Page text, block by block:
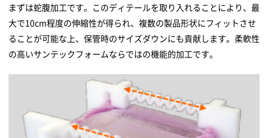
まずは蛇腹加工です。このディテールを取り入れることにより、最
大で10cm程度の伸縮性が得られ、複数の製品形状にフィットさせ
ることが可能な上、保管時のサイズダウンにも貢献します。柔軟性
の高いサンテックフォームならではの機能的加工です。